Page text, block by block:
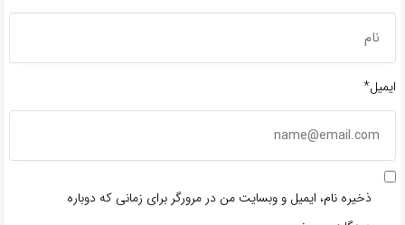
ایمیل*
ذخیره نام، ایمیل و وبسایت من در مرورگر برای زمانی که دوباره